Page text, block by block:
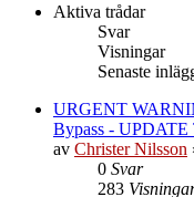
Aktiva trådar
Svar
Visningar
Senaste
URGENT
Bypass -
av Christer Nilsson
0 Svar
283